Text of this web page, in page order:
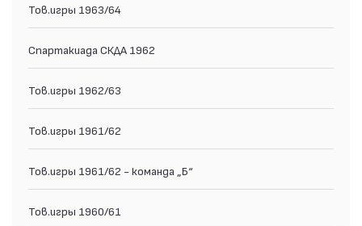
Тов.игры 1963/64
Спартакиада СКДА 1962
Тов.игры 1962/63
Тов.игры 1961/62
Тов.игры 1961/62 - команда „Б“
Тов.игры 1960/61